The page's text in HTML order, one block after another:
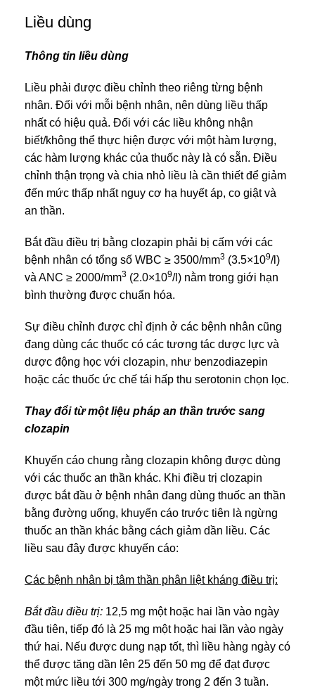
Liều dùng
Thông tin liều dùng
Liều phải được điều chỉnh theo riêng từng bệnh
nhân. Đối với mỗi bệnh nhân, nên dùng liều thấp
nhất có hiệu quả. Đối với các liều không nhận
biết/không thể thực hiện được với một hàm lượng,
các hàm lượng khác của thuốc này là có sẵn. Điều
chỉnh thận trọng và chia nhỏ liều là cần thiết để giảm
đến mức thấp nhất nguy cơ hạ huyết áp, co giật và
an thần.
Bắt đầu điều trị bằng clozapin phải bị cấm với các
bệnh nhân có tổng số WBC ≥ 3500/mm3 (3.5×109/l)
và ANC ≥ 2000/mm3 (2.0×109/l) nằm trong giới hạn
bình thường được chuẩn hóa.
Sự điều chỉnh được chỉ định ở các bệnh nhân cũng
đang dùng các thuốc có các tương tác dược lực và
dược động học với clozapin, như benzodiazepin
hoặc các thuốc ức chế tái hấp thu serotonin chọn lọc.
Thay đổi từ một liệu pháp an thần trước sang
clozapin
Khuyến cáo chung rằng clozapin không được dùng
với các thuốc an thần khác. Khi điều trị clozapin
được bắt đầu ở bệnh nhân đang dùng thuốc an thần
bằng đường uống, khuyến cáo trước tiên là ngừng
thuốc an thần khác bằng cách giảm dần liều. Các
liều sau đây được khuyến cáo:
Các bệnh nhân bị tâm thần phân liệt kháng điều trị:
Bắt đầu điều trị: 12,5 mg một hoặc hai lần vào ngày
đầu tiên, tiếp đó là 25 mg một hoặc hai lần vào ngày
thứ hai. Nếu được dung nạp tốt, thì liều hàng ngày có
thể được tăng dần lên 25 đến 50 mg để đạt được
một mức liều tới 300 mg/ngày trong 2 đến 3 tuần.